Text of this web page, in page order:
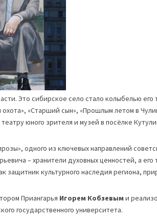
Это сибирское село стало колыбелью его
«Старший сын», «Прошлым летом в
юного зрителя и музей в посёлке
одного из ключевых направлений
– хранители духовных ценностей, а
культурного наследия региона,
Приангарья Игорем Кобзевым и
государственного университета.